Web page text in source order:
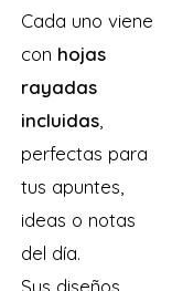
Cada uno viene
con hojas
rayadas
incluidas
perfectas para
tus apuntes,
ideas o notas
del día.
Sus diseños